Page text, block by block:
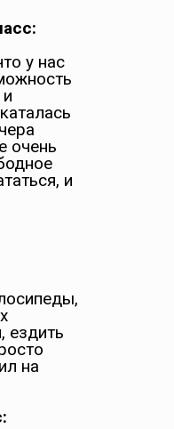
у нас
очень
и
ездить
на